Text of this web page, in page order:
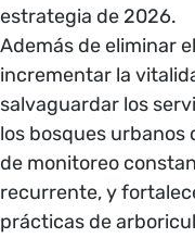
estrategia de 2026.
Además de eliminar
incrementar la
salvaguardar los
los bosques urbanos
de monitoreo
recurrente, y
prácticas de